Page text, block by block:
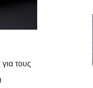
τους